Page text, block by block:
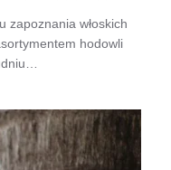
zapoznania włoskich
hodowli